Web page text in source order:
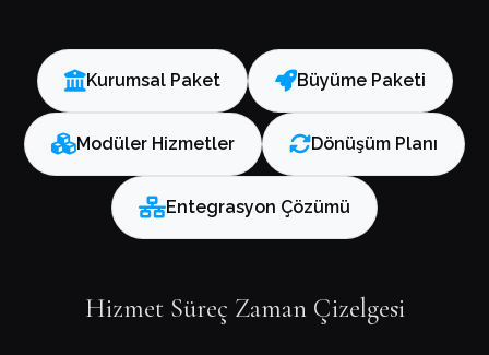
Kurumsal Paket Büyüme Paketi
Modüler Hizmetler Dönüşüm Planı
Entegrasyon Çözümü
Hizmet Süreç Zaman Çizelgesi